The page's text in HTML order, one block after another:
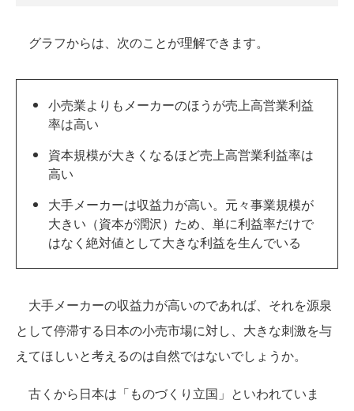
グラフからは、次のことが理解できます。
小売業よりもメーカーのほうが売上高営業利益
率は高い
資本規模が大きくなるほど売上高営業利益率は
高い
大手メーカーは収益力が高い。元々事業規模が
大きい（資本が潤沢）ため、単に利益率だけで
はなく絶対値として大きな利益を生んでいる
大手メーカーの収益力が高いのであれば、それを源泉
として停滞する日本の小売市場に対し、大きな刺激を与
えてほしいと考えるのは自然ではないでしょうか。
古くから日本は「ものづくり立国」といわれていま